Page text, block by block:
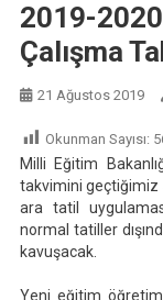
2019-
Çalışma
21 Ağustos 2019
Okunman Sayısı:
Milli Eğitim
takvimini geçtiğimiz
ara tatil
normal tatiller
kavuşacak.
Yeni eğitim